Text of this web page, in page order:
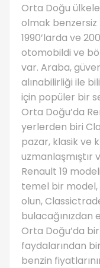
Orta Doğu
olmak benzersiz
1990’larda ve
otomobildi ve
var. Araba,
alınabilirliği ile
için popüler bir
Orta Doğu’da
yerlerden biri
pazar, klasik ve
uzmanlaşmıştır
Renault 19
temel bir model,
olun,
bulacağınızdan
Orta Doğu’da
faydalarından
benzin